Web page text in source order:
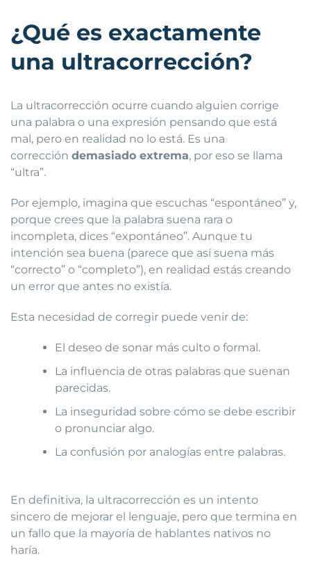
¿Qué es exactamente
una ultracorrección?
La ultracorrección ocurre cuando alguien corrige
una palabra o una expresión pensando que está
mal, pero en realidad no lo está. Es una
corrección demasiado extrema, por eso se llama
“ultra”.
Por ejemplo, imagina que escuchas “espontáneo” y,
porque crees que la palabra suena rara o
incompleta, dices “expontáneo”. Aunque tu
intención sea buena (parece que así suena más
“correcto” o “completo”), en realidad estás creando
un error que antes no existía.
Esta necesidad de corregir puede venir de:
El deseo de sonar más culto o formal.
La influencia de otras palabras que suenan
parecidas.
La inseguridad sobre cómo se debe escribir
o pronunciar algo.
La confusión por analogías entre palabras.
En definitiva, la ultracorrección es un intento
sincero de mejorar el lenguaje, pero que termina en
un fallo que la mayoría de hablantes nativos no
haría.